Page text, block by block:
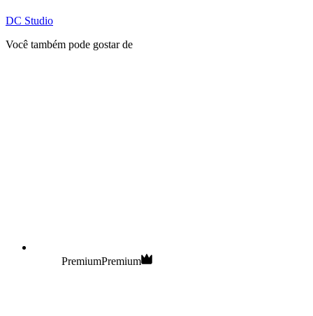
DC Studio
Você também pode gostar de
PremiumPremium